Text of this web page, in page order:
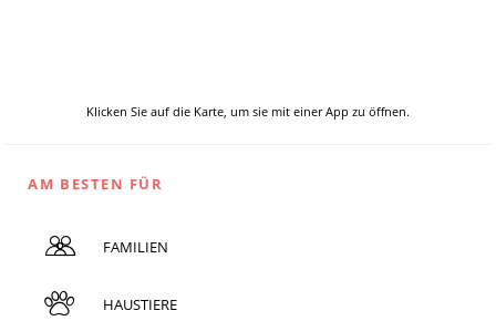
Klicken Sie auf die Karte, um sie mit einer App zu öffnen.
AM BESTEN FÜR
FAMILIEN
HAUSTIERE